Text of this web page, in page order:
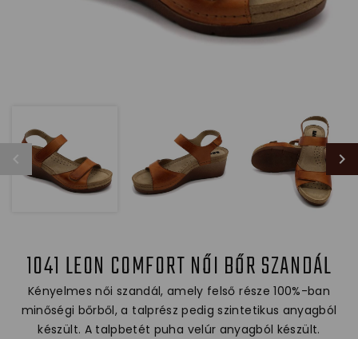
1041 LEON COMFORT NŐI BŐR SZANDÁL
Kényelmes női szandál, amely felső része 100%-ban
minőségi bőrből, a talprész pedig szintetikus anyagból
készült. A talpbetét puha velúr anyagból készült.